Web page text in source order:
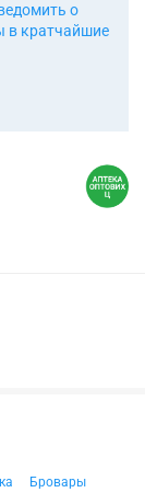
о
в кратчайшие
Бровары